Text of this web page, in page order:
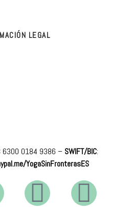
LEGAL
6300 0184 9386 – SWIFT/BIC:
YogaSinFronterasES